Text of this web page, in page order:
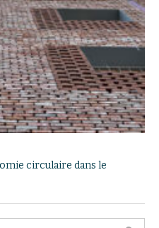
circulaire dans le